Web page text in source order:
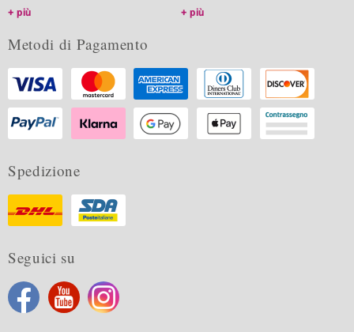
più
più
Metodi di Pagamento
Spedizione
Seguici su